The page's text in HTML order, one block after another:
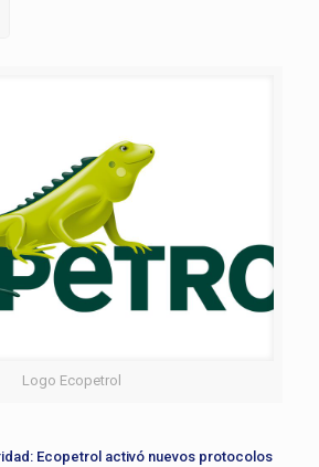
Logo Ecopetrol
Ecopetrol activó nuevos protocolos